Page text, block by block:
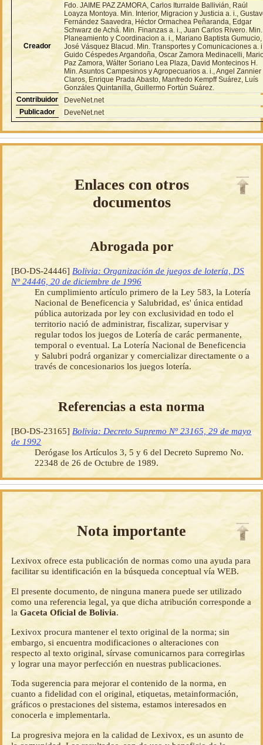
Creador
Fdo. JAIME PAZ ZAMORA, Carlos Iturralde Ballivián, Raúl
Loayza Montoya. Min. Interior, Migracion y Justicia a. i.,
Fernández Saavedra, Héctor Ormachea Peñaranda, Edgar
Schwarz de Achá. Min. Finanzas a. i., Juan Carlos Rivero. Min.
Planeamiento y Coordinacion a. i., Mariano Baptista Gumucio,
José Vásquez Blacud. Min. Transportes y Comunicaciones a.
Guido Céspedes Argandoña, Oscar Zamora Medinacelli,
Paz Zamora, Wálter Soriano Lea Plaza, David Montecinos H.
Min. Asuntos Campesinos y Agropecuarios a. i., Angel Zannier
Claros, Enrique Prada Abasto, Manfredo Kempff Suárez, Luís
Gonzáles Quintanilla, Guillermo Fortún Suárez.
Contribuidor
DeveNet.net
Publicador
DeveNet.net
Enlaces con otros
documentos
Abrogada por
[BO-DS-24446] Bolivia: Organización de juegos de lotería, DS
Nº 24446, 20 de diciembre de 1996
En cumplimiento artículo primero de la Ley 583, la Lotería
Nacional de Beneficencia y Salubridad, es' única entidad
pública autorizada por ley con exclusividad en todo el
territorio nació de administrar, fiscalizar, supervisar y
regular todos los juegos de Lotería de carác permanente,
temporal o eventual. La Lotería Nacional de Beneficencia
y Salubri podrá organizar y comercializar directamente o a
través de concesionarios los juegos lotería.
Referencias a esta norma
[BO-DS-23165] Bolivia: Decreto Supremo Nº 23165, 29 de mayo
de 1992
Derógase los Artículos 3, 5 y 6 del Decreto Supremo No.
22348 de 26 de Octubre de 1989.
Nota importante
Lexivox ofrece esta publicación de normas como una ayuda para
facilitar su identificación en la búsqueda conceptual vía WEB.
El presente documento, de ninguna manera puede ser utilizado
como una referencia legal, ya que dicha atribución corresponde a
laGaceta Oficial de Bolivia.
Lexivox procura mantener el texto original de la norma; sin
embargo, si encuentra modificaciones o alteraciones con
respecto al texto original, sírvase comunicarnos para corregirlas
y lograr una mayor perfección en nuestras publicaciones.
Toda sugerencia para mejorar el contenido de la norma, en
cuanto a fidelidad con el original, etiquetas, metainformación,
gráficos o prestaciones del sistema, estamos interesados en
conocerla e implementarla.
La progresiva mejora en la calidad de Lexivox, es un asunto de